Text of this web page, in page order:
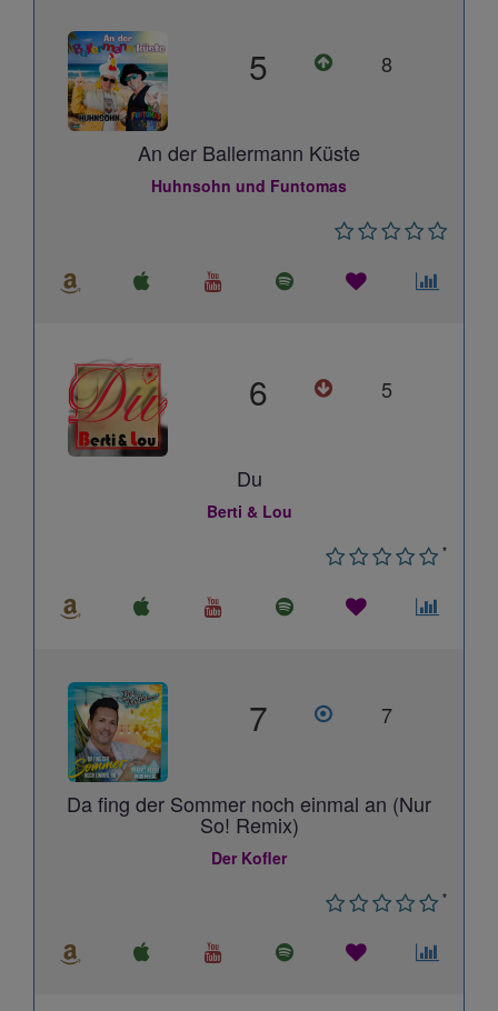
5 8
An der Ballermann Küste
Huhnsohn und Funtomas
6 5
Du
Berti & Lou
*
7 7
Da fing der Sommer noch einmal an (Nur
So! Remix)
Der Kofler
*